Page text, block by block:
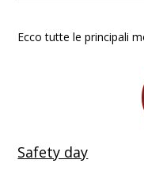
Ecco tutte le principali
Safety day